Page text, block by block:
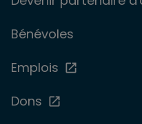
Bénévoles
Emplois
Dons